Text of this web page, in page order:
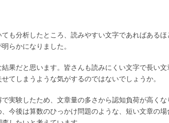
ても分析したところ、読みやすい文字であればある
らかになりました。
結果だと思います。皆さんも読みにくい文字で長い
てしまうような気がするのではないでしょうか。
実験したため、文章量の多さから認知負荷が高く
、今後は算数のひっかけ問題のような、短い文章の